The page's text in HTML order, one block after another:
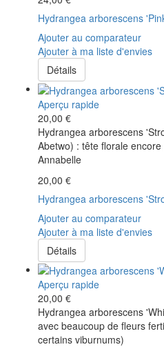
Hydrangea arborescens
Ajouter au comparateur
Ajouter à ma liste d'envies
Détails
Aperçu rapide
20,00 €
Hydrangea arborescens
Abetwo) : tête florale
Annabelle
20,00 €
Hydrangea arborescens
Ajouter au comparateur
Ajouter à ma liste d'envies
Détails
Aperçu rapide
20,00 €
Hydrangea arborescens
avec beaucoup de fleurs
certains viburnums)